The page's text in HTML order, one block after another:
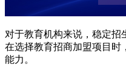
对于教育机构来说，稳定招
在选择教育招商加盟项目时
能力。